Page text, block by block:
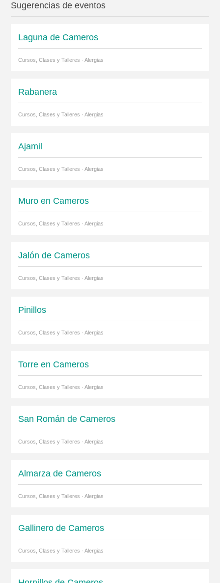
Sugerencias de eventos
Laguna de Cameros
Cursos, Clases y Talleres · Alergias
Rabanera
Cursos, Clases y Talleres · Alergias
Ajamil
Cursos, Clases y Talleres · Alergias
Muro en Cameros
Cursos, Clases y Talleres · Alergias
Jalón de Cameros
Cursos, Clases y Talleres · Alergias
Pinillos
Cursos, Clases y Talleres · Alergias
Torre en Cameros
Cursos, Clases y Talleres · Alergias
San Román de Cameros
Cursos, Clases y Talleres · Alergias
Almarza de Cameros
Cursos, Clases y Talleres · Alergias
Gallinero de Cameros
Cursos, Clases y Talleres · Alergias